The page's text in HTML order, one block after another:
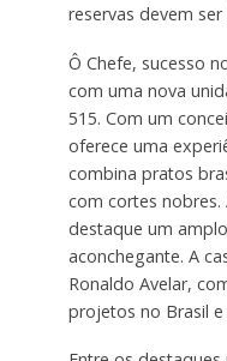
reservas devem
Ô Chefe, sucesso
com uma nova
515. Com um
oferece uma
combina pratos
com cortes
destaque um
aconchegante. A
Ronaldo Avelar,
projetos no Brasil e